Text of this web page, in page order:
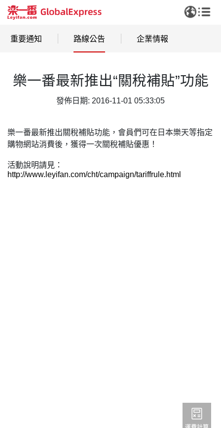
重要通知 路線公告 企業情報
樂一番最新推出“關稅補貼”功能
發佈日期: 2016-11-01 05:33:05
樂一番最新推出關稅補貼功能，會員們可在日本樂天等指定
購物網站消費後，獲得一次關稅補貼優惠！
活動說明請見：
http://www.leyifan.com/cht/campaign/tariffrule.html